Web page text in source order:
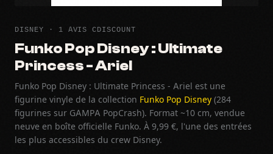
DISNEY · 1 AVIS CDISCOUNT
Funko Pop Disney : Ultimate
Princess - Ariel
Funko Pop Disney : Ultimate Princess - Ariel est une
figurine vinyle de la collection Funko Pop Disney (284
figurines sur GAMPA PopCrash). Format ~10 cm, vendue
neuve en boîte officielle Funko. À 9,99 €, l'une des entrées
les plus accessibles du crew Disney.